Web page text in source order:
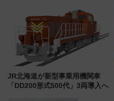
アクセス攻略法、2万発の花火が
都心の夜に！
JR北海道が新型事業用機関車
「DD200形式500代」3両導入へ